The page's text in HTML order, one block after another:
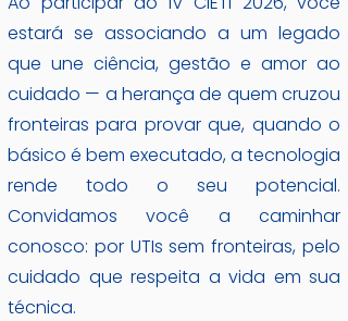
estará se associando a um legado
que une ciência, gestão e amor ao
cuidado — a herança de quem cruzou
fronteiras para provar que, quando o
básico é bem executado, a tecnologia
rende todo o seu potencial.
Convidamos você a caminhar
conosco: por UTIs sem fronteiras, pelo
cuidado que respeita a vida em sua
técnica.